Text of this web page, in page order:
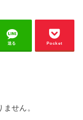
送る Pocket
せん。